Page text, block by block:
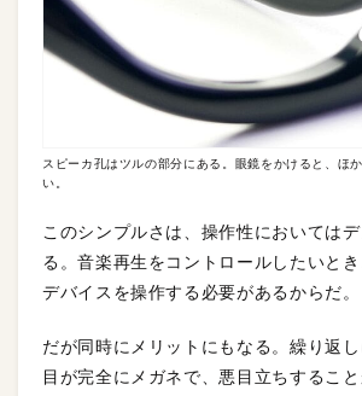
スピーカ孔はツルの部分にある。眼鏡をかけると、ほ
い。
このシンプルさは、操作性においては
る。音楽再生をコントロールしたいと
デバイスを操作する必要があるからだ。
だが同時にメリットにもなる。繰り返
目が完全にメガネで、悪目立ちするこ